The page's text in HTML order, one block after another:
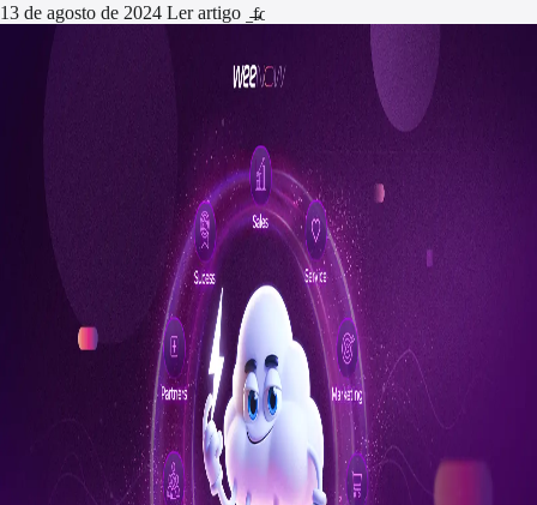
13 de agosto de 2024 Ler artigo
arrow_forward